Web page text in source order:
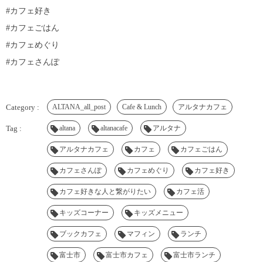
#カフェ好き
#カフェごはん
#カフェめぐり
#カフェさんぽ
ALTANA_all_post Cafe & Lunch アルタナカフェ
altana altanacafe アルタナ
アルタナカフェ カフェ カフェごはん
カフェさんぽ カフェめぐり カフェ好き
カフェ好きな人と繋がりたい カフェ活
キッズコーナー キッズメニュー
ブックカフェ マフィン ランチ
富士市 富士市カフェ 富士市ランチ